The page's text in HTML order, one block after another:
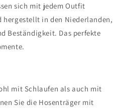
sich mit jedem Outfit
in den Niederlanden,
Beständigkeit. Das perfekte
mit Schlaufen als auch mit
Sie die Hosenträger mit